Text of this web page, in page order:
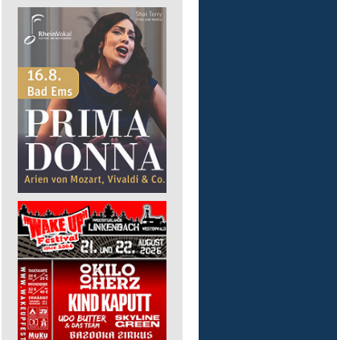
Bildungsbegleitung (m/
Lebenshilfe im Landkreis
GmbH
57610 Altenkirchen